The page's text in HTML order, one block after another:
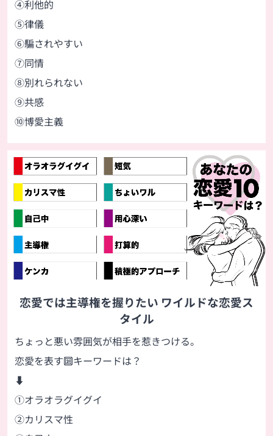
④利他的
⑤律儀
⑥騙されやすい
⑦同情
⑧別れられない
⑨共感
⑩博愛主義
恋愛では主導権を握りたい ワイルドな恋愛ス
タイル
ちょっと悪い雰囲気が相手を惹きつける。
恋愛を表す🔟キーワードは？
⬇
①オラオラグイグイ
②カリスマ性